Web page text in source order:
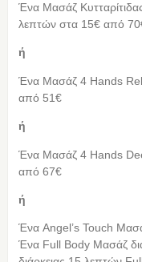
Ένα Μασάζ
λεπτών στα 15€ από
ή
Ένα Μασάζ 4 Hands
από 51€
ή
Ένα Μασάζ 4 Hands
από 67€
ή
Ένα Angel’s Touch
Ένα Full Body Μασάζ